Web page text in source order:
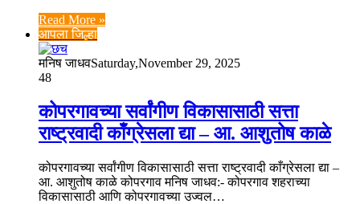
Read More »
आपला जिल्हा
मनिष जाधवSaturday,November 29, 2025
48
कोपरगावच्या सर्वांगीण विकासासाठी सत्ता
राष्ट्रवादी काँग्रेसला द्या – आ. आशुतोष काळे
कोपरगावच्या सर्वांगीण विकासासाठी सत्ता राष्ट्रवादी काँग्रेसला द्या –
आ. आशुतोष काळे कोपरगाव मनिष जाधव:- कोपरगाव शहराच्या
विकासासाठी आणि कोपरगावच्या उज्वल…